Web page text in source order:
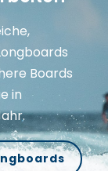
Boards
in